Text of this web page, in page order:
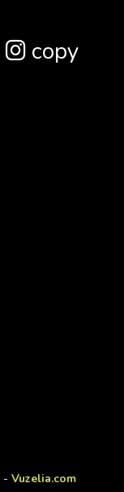
copy
- Vuzelia.com